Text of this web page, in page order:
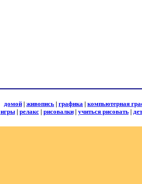
домой | живопись | графика | компьютерная
игры| релакс| рисовалки| учиться рисовать|